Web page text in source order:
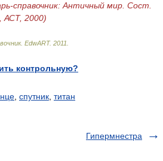
справочник: Античный мир. Cост.
, АСТ, 2000)
. EdwART. 2011
контрольную?
спутник титан
Гипермнестра